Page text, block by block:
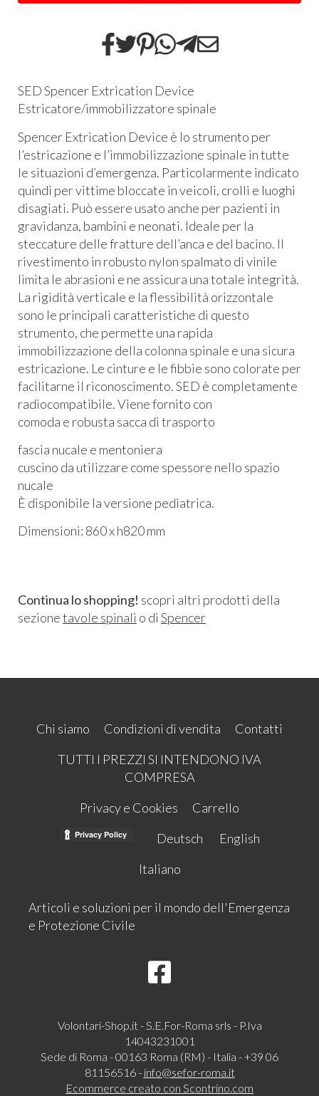
SEDSpencer Extrication Device
Estricatore/immobilizzatore spinale
Spencer Extrication Device è lo strumento per
l’estricazione e l’immobilizzazione spinale in tutte
le situazioni d’emergenza. Particolarmente indicato
quindi per vittime bloccate in veicoli, crolli e luoghi
disagiati. Può essere usato anche per pazienti in
gravidanza, bambini e neonati. Ideale per la
steccature delle fratture dell’anca e del bacino. Il
rivestimento in robusto nylon spalmato di vinile
limita le abrasioni e ne assicura una totale integrità.
La rigidità verticale e la flessibilità orizzontale
sono le principali caratteristiche di questo
strumento, che permette una rapida
immobilizzazione della colonna spinale e una sicura
estricazione. Le cinture e le fibbie sono colorate per
facilitarne il riconoscimento.SED è completamente
radiocompatibile. Viene fornito con
comoda e robusta sacca di trasporto
fascia nucale e mentoniera
cuscino da utilizzare come spessore nello spazio
nucale
È disponibile la versione pediatrica.
Dimensioni: 860 x h820 mm
Continua lo shopping! scopri altri prodotti della
sezionetavole spinali o di Spencer
Chi siamo Condizioni di vendita
Contatti
TUTTI I PREZZI SI INTENDONO IVA
COMPRESA
Privacy e Cookies
Carrello
Deutsch
English
Italiano
Articoli e soluzioni per il mondo dell'Emergenza
e Protezione Civile
Volontari-Shop.it - S.E.For-Roma srls - P.Iva
14043231001
Sede di Roma - 00163 Roma (RM) - Italia - +39 06
81156516 - info@sefor-roma.it
Ecommerce creato con Scontrino.com